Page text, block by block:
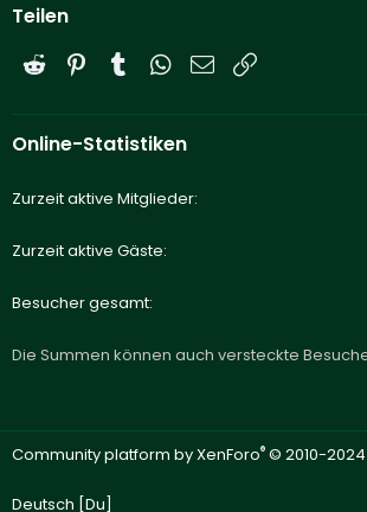
Teilen
Reddit PinterestTumblrWhatsApp
E-Mail
Online-Statistiken
Zurzeit aktive Mitglieder
Zurzeit aktive Gäste
Besucher gesamt
Die Summen können auch versteckte
Community platform by XenForo® © 2010-2024
Deutsch [Du]